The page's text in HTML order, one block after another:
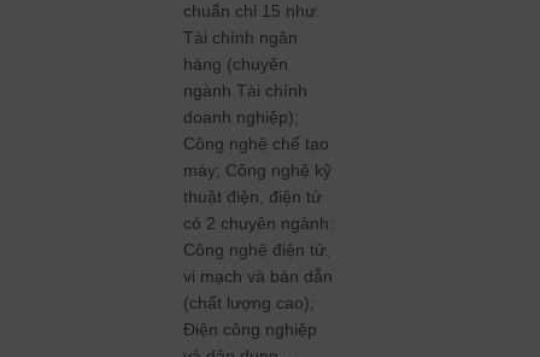
chuẩn chỉ 15 như:
Tài chính ngân
hàng (chuyên
ngành Tài chính
doanh nghiệp);
Công nghệ chế tạo
máy; Công nghệ kỹ
thuật điện, điện tử
có 2 chuyên ngành:
Công nghệ điện tử,
vi mạch và bán dẫn
(chất lượng cao);
Điện công nghiệp